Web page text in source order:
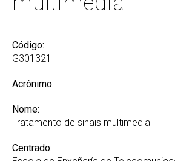
Código:
G301321
Acrónimo:
Nome:
Tratamento de sinais multimedia
Centrado: